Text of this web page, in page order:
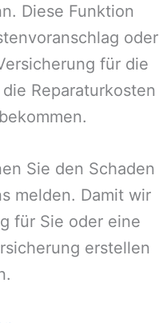
Diese Funktion
oder
für die
Reparaturkosten
Sie den Schaden
melden. Damit wir
für Sie oder eine
erstellen